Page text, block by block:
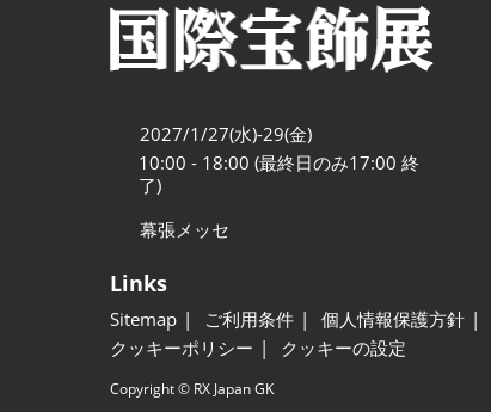
2027/1/27(水)-29(金)
10:00 - 18:00 (最終日のみ17:00 終
了)
幕張メッセ
Links
Sitemap ご利用条件 個人情報保護方針
クッキーポリシー
クッキーの設定
Copyright © RX Japan GK